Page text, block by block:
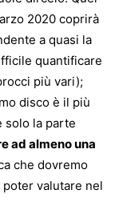
2020 coprirà
a quasi la
quantificare
più vari);
disco è il più
solo la parte
ad almeno una
che dovremo
valutare nel